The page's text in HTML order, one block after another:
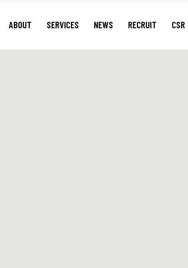
ABOUT SERVICES NEWS RECRUIT CSR